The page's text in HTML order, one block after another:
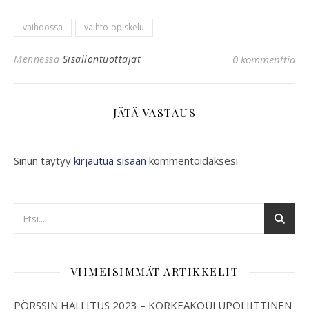
vaihdossa vaihto-opiskelu
Mennessä Sisallontuottajat 0 kommenttia
JÄTÄ VASTAUS
Sinun täytyy kirjautua sisään kommentoidaksesi.
VIIMEISIMMÄT ARTIKKELIT
PÖRSSIN HALLITUS 2023 – KORKEAKOULUPOLIITTINEN